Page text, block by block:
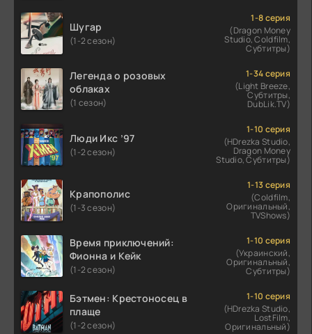
Шугар
(1-2 сезон)
1-8 серия
(Dragon Money
Studio, Coldfilm,
Субтитры)
Легенда о розовых
облаках
(1 сезон)
1-34 серия
(Light Breeze,
Субтитры,
DubLik.TV)
Люди Икс ’97
(1-2 сезон)
1-10 серия
(HDrezka Studio,
Dragon Money
Studio, Субтитры)
Крапополис
(1-3 сезон)
1-13 серия
(Coldfilm,
Оригинальный,
TVShows)
Время приключений:
Фионна и Кейк
(1-2 сезон)
1-10 серия
(Украинский,
Оригинальный,
Субтитры)
Бэтмен: Крестоносец в
плаще
(1-2 сезон)
1-10 серия
(HDrezka Studio,
LostFilm,
Оригинальный)